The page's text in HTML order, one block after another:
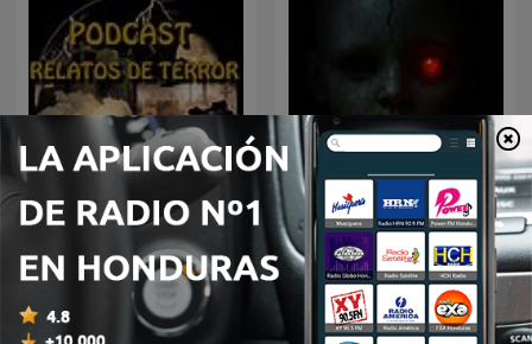
Leyendas de Monterrey Cuentos de Miedo